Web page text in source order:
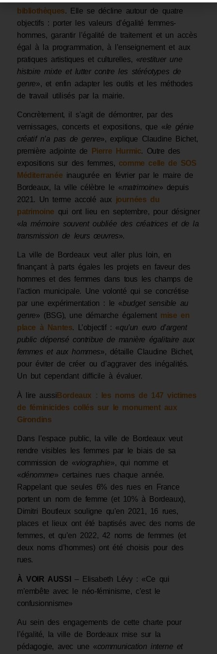
bibliothèques. Elle se décline autour de quatre
objectifs : porter les valeurs d’égalité femmes-
hommes, garantir l’égalité de traitement et un accès
égal à la programmation, à l’enseignement et aux
pratiques artistiques et culturelles, «restituer une
histoire mixte et lutter contre les stéréotypes de
genre», et enfin adapter les outils et les méthodes
de travail utilisés par la mairie.
Concrètement, il s’agit de démontrer, par des
vernissages, concerts et expositions, que «le génie
créatif n’a pas de genre», explique Claudine Bichet,
première adjointe de
Pierre Hurmic. Outre des
expositions sur des femmes, comme celle de SOS
Méditerranée inaugurée en février par le maire de
Bordeaux, la ville célèbre le «matrimoine» depuis
2021. Un terme accolé aux journées du
patrimoine qui ont lieu en septembre, pour désigner
«la mémoire souvent oubliée des créatrices et de la
transmission de leurs œuvres».
La ville de Bordeaux veut aller plus loin, en
finançant à parts égales les projets en faveur des
hommes et des femmes dans tous les champs de
l’action municipale. Une volonté qui se concrétise
par une expérimentation : le «budget sensible au
genre» (BSG), une démarche également mise en
place à Nantes. L’objectif : «qu’un euro d’argent
public dépensé contribue de manière égalitaire aux
femmes et aux hommes», détaille Claudine Bichet,
pour éviter de créer ou d’aggraver des inégalités.
Un but cependant difficile à évaluer.
À lire aussiBordeaux : les noms de 147 victimes
de féminicides collés sur le monument aux
Girondins
Dans l’espace public, la ville de Bordeaux veut
rendre visibles les femmes par le biais de sa
commission de «viographie», qui nomme et
«dénomme» certaines rues chaque année.
Rappelant que seules 6% des rues en France
portent un nom de femme (et 10% à Bordeaux),
Dimitri Boutleux souligne qu’en 2021, 16 rues,
places et lieux ont été baptisés avec des noms de
femmes, et qu’en 2022, 42 noms de femmes (et
deux noms d’hommes) ont été choisis pour des
rues.
À VOIR AUSSI – Elisabeth Lévy : «Ce qui
m’embête avec le néo-féminisme, c’est le
confusionnisme»
Au sein des engagements de cette charte pour
l’égalité, la ville de Bordeaux mise sur la
pédagogie, avec une «communication interne et